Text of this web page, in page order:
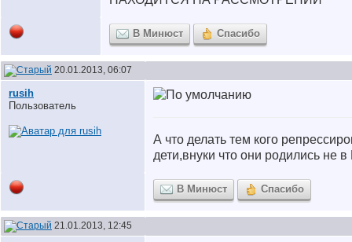
В Минюст Спасибо
20.01.2013, 06:07
rusih
Пользователь
А что делать тем кого
дети,внуки что они родились не в
В Минюст Спасибо
21.01.2013, 12:45